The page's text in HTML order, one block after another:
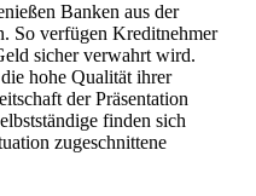
Banken aus der
So verfügen Kreditnehmer
sicher verwahrt wird.
hohe Qualität ihrer
der Präsentation
finden sich
zugeschnittene